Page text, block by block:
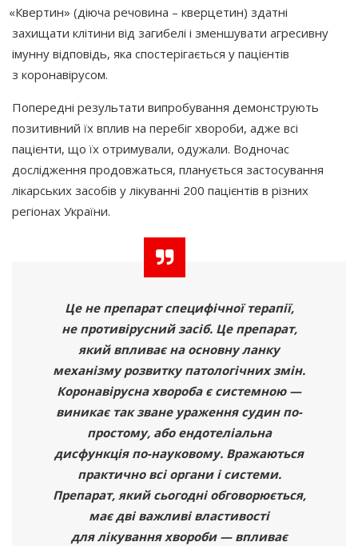
«Квертин» (діюча речовина – кверцетин) здатні
захищати клітини від загибелі і зменшувати агресивну
імунну відповідь, яка спостерігається у пацієнтів
з коронавірусом.
Попередні результати випробування демонструють
позитивний їх вплив на перебіг хвороби, адже всі
пацієнти, що їх отримували, одужали. Водночас
дослідження продовжаться, планується застосування
лікарських засобів у лікуванні 200 пацієнтів в різних
регіонах України.
Це не препарат специфічної терапії,
не противірусний засіб. Це препарат,
який впливає на основну ланку
механізму розвитку патологічних змін.
Коронавірусна хвороба є системною —
виникає так зване ураження судин по-
простому, або ендотеліальна
дисфункція по-науковому. Вражаються
практично всі органи і системи.
Препарат, який сьогодні обговорюється,
має дві важливі властивості
для лікування хвороби — впливає